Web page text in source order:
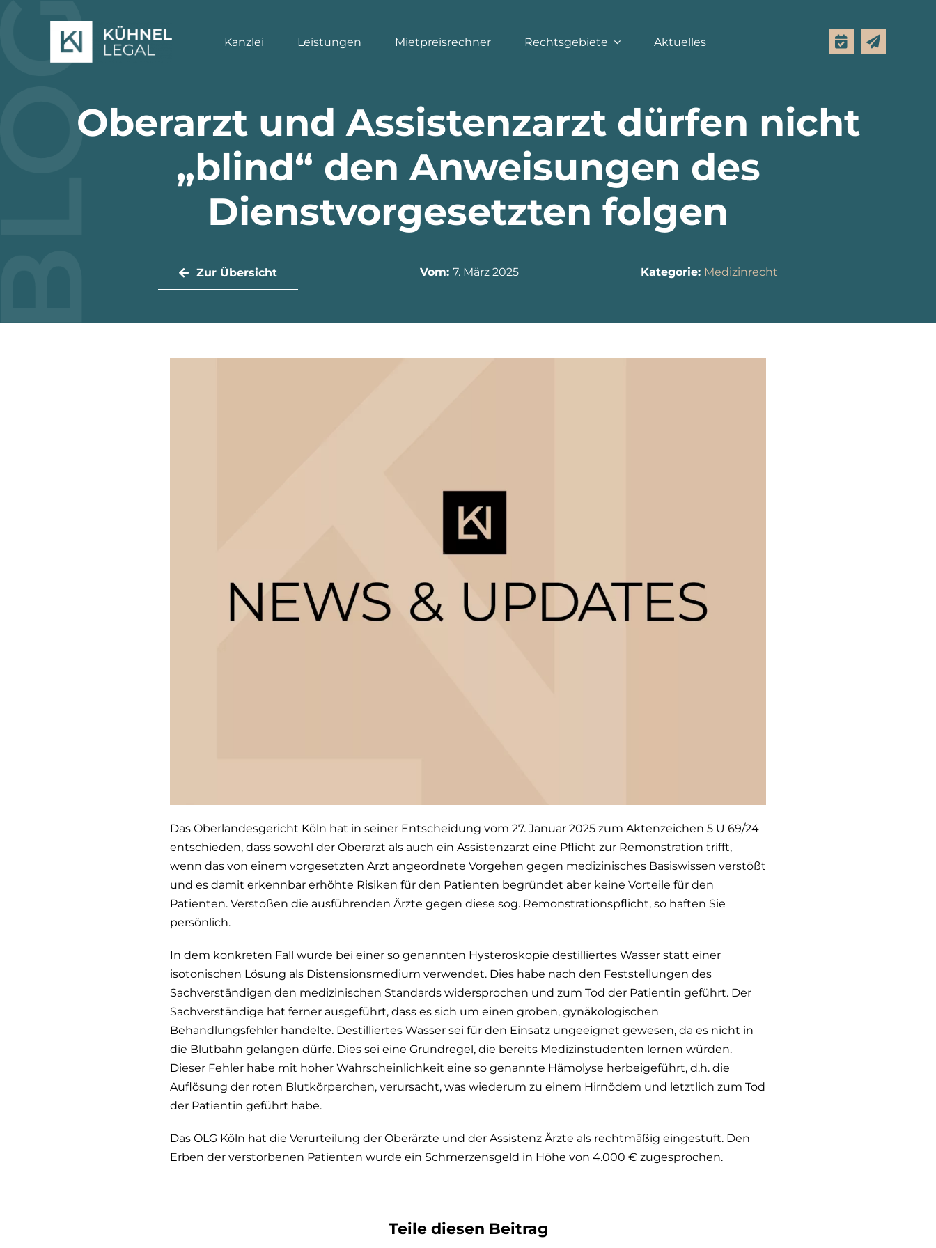
Kanzlei Leistungen Mietpreisrechner Rechtsgebiete Aktuelles
Oberarzt und Assistenzarzt dürfen nicht
„blind“ den Anweisungen des
Dienstvorgesetzten folgen
Zur Übersicht Vom:7. März 2025 Kategorie: Medizinrecht
Das Oberlandesgericht Köln hat in seiner Entscheidung vom 27. Januar 2025 zum Aktenzeichen 5 U 69/24
entschieden, dass sowohl der Oberarzt als auch ein Assistenzarzt eine Pflicht zur Remonstration trifft,
wenn das von einem vorgesetzten Arzt angeordnete Vorgehen gegen medizinisches Basiswissen verstößt
und es damit erkennbar erhöhte Risiken für den Patienten begründet aber keine Vorteile für den
Patienten. Verstoßen die ausführenden Ärzte gegen diese sog. Remonstrationspflicht, so haften Sie
persönlich.
In dem konkreten Fall wurde bei einer so genannten Hysteroskopie destilliertes Wasser statt einer
isotonischen Lösung als Distensionsmedium verwendet. Dies habe nach den Feststellungen des
Sachverständigen den medizinischen Standards widersprochen und zum Tod der Patientin geführt. Der
Sachverständige hat ferner ausgeführt, dass es sich um einen groben, gynäkologischen
Behandlungsfehler handelte. Destilliertes Wasser sei für den Einsatz ungeeignet gewesen, da es nicht in
die Blutbahn gelangen dürfe. Dies sei eine Grundregel, die bereits Medizinstudenten lernen würden.
Dieser Fehler habe mit hoher Wahrscheinlichkeit eine so genannte Hämolyse herbeigeführt, d.h. die
Auflösung der roten Blutkörperchen, verursacht, was wiederum zu einem Hirnödem und letztlich zum Tod
der Patientin geführt habe.
Das OLG Köln hat die Verurteilung der Oberärzte und der Assistenz Ärzte als rechtmäßig eingestuft. Den
Erben der verstorbenen Patienten wurde ein Schmerzensgeld in Höhe von 4.000 € zugesprochen.
Teile diesen Beitrag